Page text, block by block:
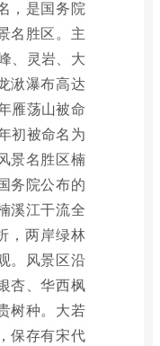
，是国务院
名胜区。主
、灵岩、大
湫瀑布高达
雁荡山被命
初被命名为
景名胜区楠
务院公布的
溪江干流全
，两岸绿林
。风景区沿
杏、华西枫
树种。大若
保存有宋代